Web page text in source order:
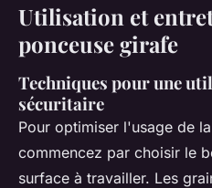
Utilisation et
ponceuse girafe
Techniques pour une
sécuritaire
Pour optimiser l'usage de la
commencez par choisir le
surface à travailler. Les